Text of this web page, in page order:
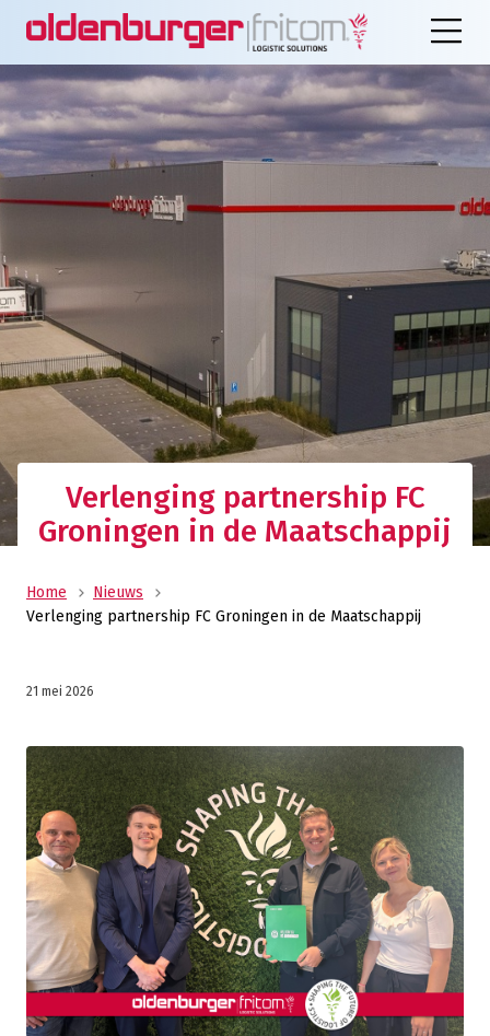
Verlenging partnership FC
Groningen in de Maatschappij
Home
Nieuws
Verlenging partnership FC Groningen in de Maatschappij
21 mei 2026